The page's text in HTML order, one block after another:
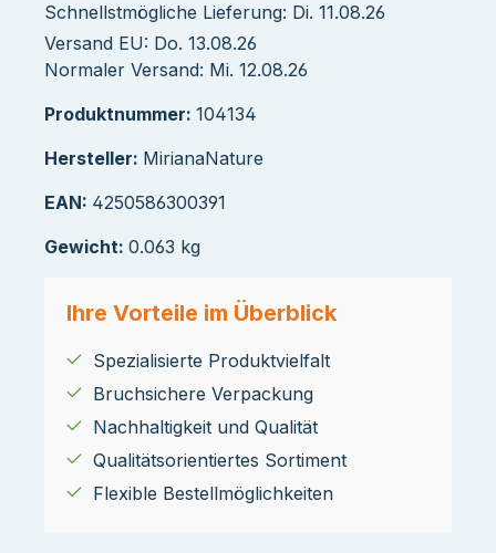
Schnellstmögliche Lieferung: Di. 11.08.26
Versand EU: Do. 13.08.26
Normaler Versand: Mi. 12.08.26
Produktnummer: 104134
Hersteller: MirianaNature
EAN: 4250586300391
Gewicht: 0.063 kg
Ihre Vorteile im Überblick
Spezialisierte Produktvielfalt
Bruchsichere Verpackung
Nachhaltigkeit und Qualität
Qualitätsorientiertes Sortiment
Flexible Bestellmöglichkeiten